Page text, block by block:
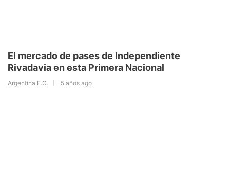
El mercado de pases de Independiente
Rivadavia en esta Primera Nacional
Argentina F.C. 5 años ago